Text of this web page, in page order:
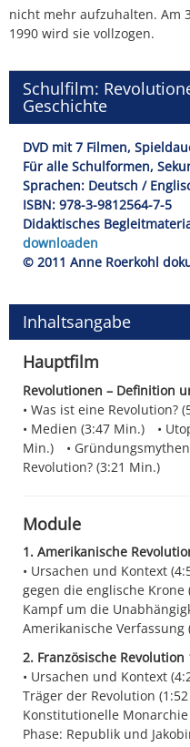
nicht mehr aufzuhalten. Am
1990 wird sie vollzogen.
Schulfilm:
Geschichte
DVD mit 7 Filmen,
Für alle Schulformen,
Sprachen: Deutsch /
ISBN: 978-3-9812564-7-5
Didaktisches
downloaden
© 2011 Anne Roerkohl
Inhaltsangabe
Hauptfilm
Revolutionen – Definition
Was ist eine Revolution?
Medien (3:47 Min.)
Min.)
Revolution? (3:21 Min.)
Module
1. Amerikanische
Ursachen und Kontext
gegen die englische Krone
Kampf um die
Amerikanische Verfassung
2. Französische Revolution
Ursachen und Kontext
Träger der Revolution
Konstitutionelle Monarchie
Phase: Republik und